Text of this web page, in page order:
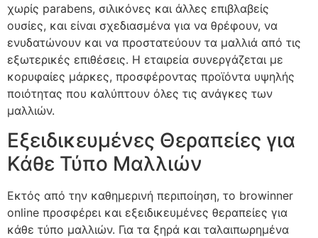
χωρίς parabens, σιλικόνες και άλλες επιβλαβείς
ουσίες, και είναι σχεδιασμένα για να θρέφουν, να
ενυδατώνουν και να προστατεύουν τα μαλλιά από τις
εξωτερικές επιθέσεις. Η εταιρεία συνεργάζεται με
κορυφαίες μάρκες, προσφέροντας προϊόντα υψηλής
ποιότητας που καλύπτουν όλες τις ανάγκες των
μαλλιών.
Εξειδικευμένες Θεραπείες για
Κάθε Τύπο Μαλλιών
Εκτός από την καθημερινή περιποίηση, το browinner
online προσφέρει και εξειδικευμένες θεραπείες για
κάθε τύπο μαλλιών. Για τα ξηρά και ταλαιπωρημένα